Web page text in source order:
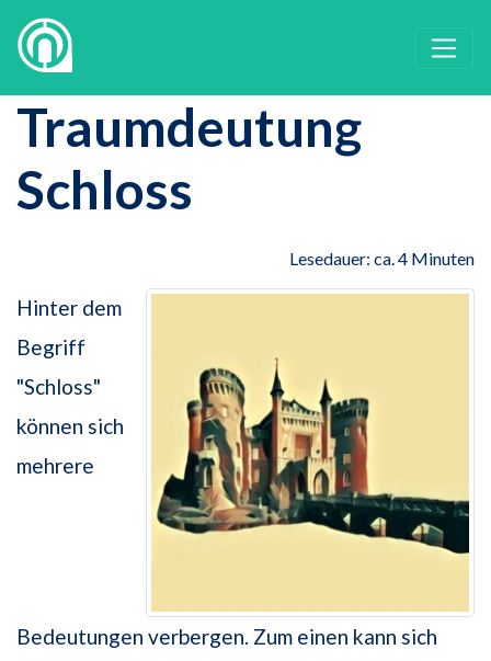
Traumdeutung
Schloss
Lesedauer: ca. 4 Minuten
Hinter dem
Begriff
"Schloss"
können sich
mehrere
Bedeutungen verbergen. Zum einen kann sich